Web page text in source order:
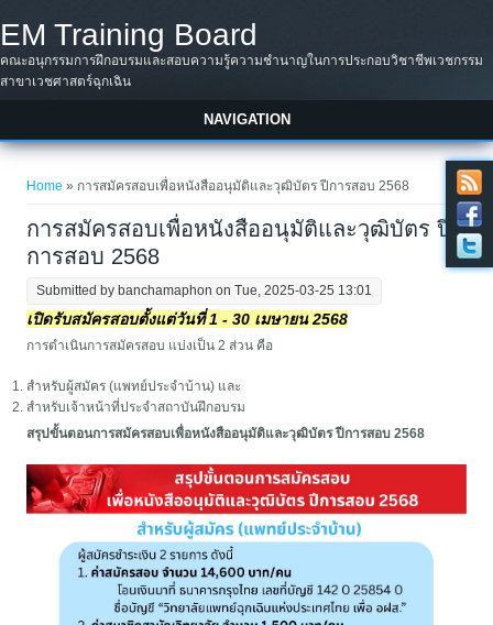
EM Training Board
คณะอนุกรรมการฝึกอบรมและสอบความรู้ความชำนาญในการประกอบวิชาชีพเวชกรรม
สาขาเวชศาสตร์ฉุกเฉิน
NAVIGATION
Home » การสมัครสอบเพื่อหนังสืออนุมัติและวุฒิบัตร ปีการสอบ 2568
การสมัครสอบเพื่อหนังสืออนุมัติและวุฒิบัตร ปี
การสอบ 2568
Submitted by banchamaphon on Tue, 2025-03-25 13:01
เปิดรับสมัครสอบตั้งแต่วันที่ 1 - 30 เมษายน 2568
การดำเนินการสมัครสอบ แบ่งเป็น 2 ส่วน คือ
สำหรับผู้สมัคร (แพทย์ประจำบ้าน) และ
สำหรับเจ้าหน้าที่ประจำสถาบันฝึกอบรม
สรุปขั้นตอนการสมัครสอบเพื่อหนังสืออนุมัติและวุฒิบัตร ปีการสอบ 2568